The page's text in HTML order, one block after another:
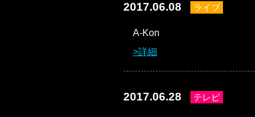
2017.06.08 ライブ
A-Kon
詳細
2017.06.28 テレビ